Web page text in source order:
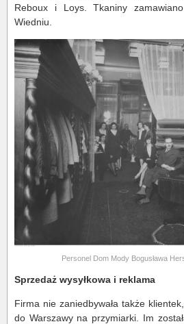
Reboux i Loys. Tkaniny
Wiedniu.
Personel Dom Mody Bogusława
Sprzedaż wysyłkowa i reklama
Firma nie zaniedbywała także
do Warszawy na przymiarki. Im